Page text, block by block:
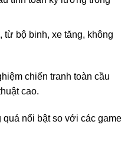
từ bộ binh, xe tăng, không
chiến tranh toàn cầu
cao.
nổi bật so với các game